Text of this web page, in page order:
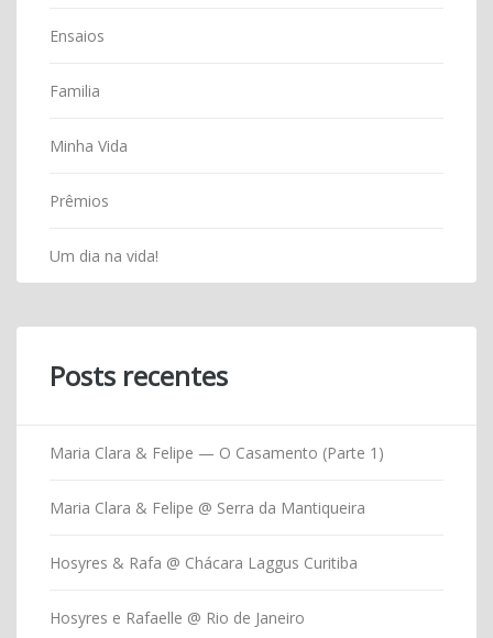
Ensaios
Familia
Minha Vida
Prêmios
Um dia na vida!
Posts recentes
Maria Clara & Felipe — O Casamento (Parte 1)
Maria Clara & Felipe @ Serra da Mantiqueira
Hosyres & Rafa @ Chácara Laggus Curitiba
Hosyres e Rafaelle @ Rio de Janeiro